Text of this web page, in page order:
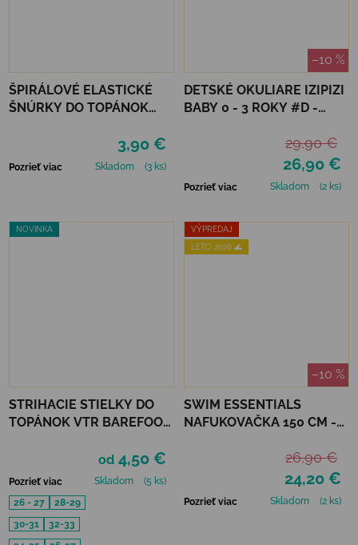
ŠPIRÁLOVÉ ELASTICKÉ
ŠNÚRKY DO TOPÁNOK
3,90 €
Pozrieť viac Skladom (3 ks)
–10 %
DETSKÉ OKULIARE IZIPIZI
BABY 0 - 3 ROKY #D -
26,90 €
29,90 €
Pozrieť viac Skladom (2 ks)
NOVINKA
STRIHACIE STIELKY DO
TOPÁNOK VTR BAREFOOT
od 4,50 €
Pozrieť viac Skladom
(5 ks)
26 - 27
28-29
30-31
32-33
VÝPREDAJ
LETO 2026 🌊
–10 %
SWIM ESSENTIALS
NAFUKOVAČKA 150 CM -
24,20 €
26,90 €
Pozrieť viac Skladom (2 ks)